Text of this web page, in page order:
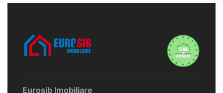
Eurosib Imobiliare